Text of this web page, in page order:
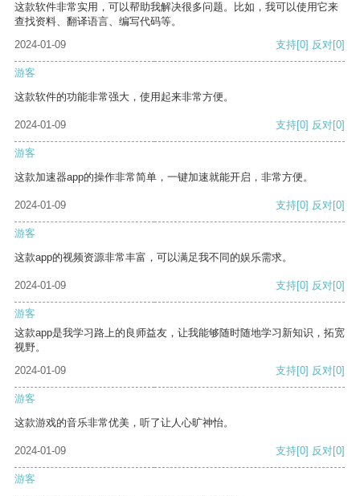
这款软件非常实用，可以帮助我解决很多问题。比如，我可以使用它来
查找资料、翻译语言、编写代码等。
2024-01-09
支持[0] 反对[0]
游客
这款软件的功能非常强大，使用起来非常方便。
2024-01-09 支持[0] 反对[0]
游客
这款加速器app的操作非常简单，一键加速就能开启，非常方便。
2024-01-09 支持[0] 反对[0]
游客
这款app的视频资源非常丰富，可以满足我不同的娱乐需求。
2024-01-09 支持[0] 反对[0]
游客
这款app是我学习路上的良师益友，让我能够随时随地学习新知识，拓宽
视野。
2024-01-09
支持[0] 反对[0]
游客
这款游戏的音乐非常优美，听了让人心旷神怡。
2024-01-09 支持[0] 反对[0]
游客